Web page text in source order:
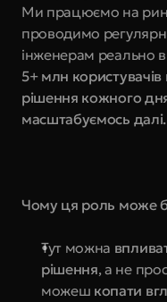
Ми працюємо на
проводимо
інженерам реально
5+ млн
рішення кожного
масштабуємось далі.
Чому ця роль може
Тут можна
рішення, а не
можеш копати